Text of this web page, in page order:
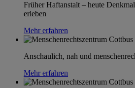
Früher Haftanstalt – heute
erleben
Mehr erfahren
Anschaulich, nah und
Mehr erfahren